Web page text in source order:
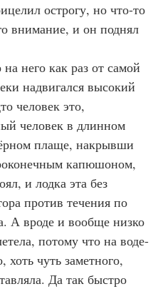
острогу, но что-то
внимание, и он поднял
надвигался высокий
человек это,
человек в длинном
плаще, накрывши
капюшоном,
и лодка эта без
против течения по
А вроде и вообще низко
потому что на воде-
хоть чуть заметного,
Да так быстро